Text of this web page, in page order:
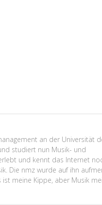
an der Universität
studiert nun Musik- und
und kennt das Internet
Die nmz wurde auf ihn
meine Kippe, aber Musik